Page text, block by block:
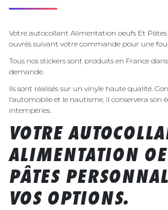
Votre autocollant Alimentation oeufs Et
ouvrés suivant votre commande pour une
Tous nos stickers sont produits en France
demande.
Ils sont réalisés sur un vinyle haute qualité.
l’automobile et le nautisme, il conservera son
intempéries.
VOTRE
ALIMENTATION
PÂTES
VOS OPTIONS.